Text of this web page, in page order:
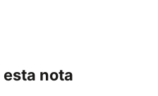
esta nota